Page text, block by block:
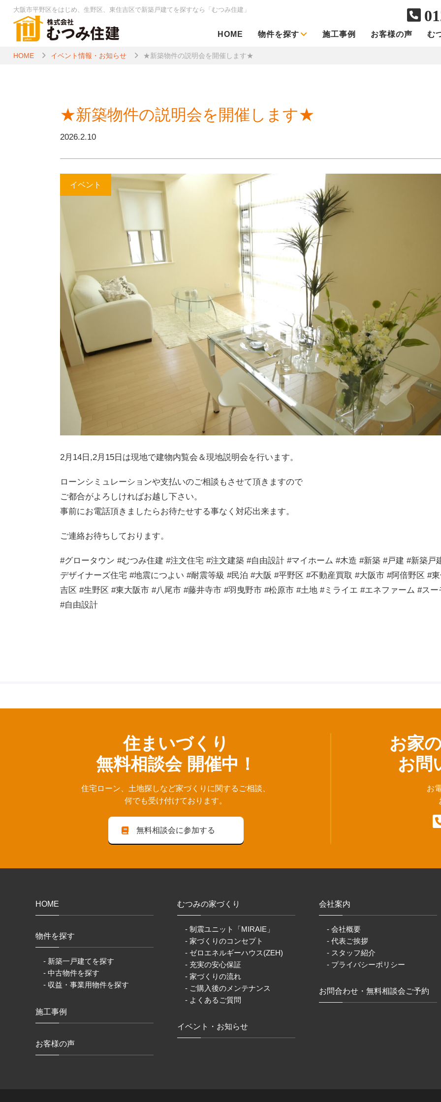
大阪市平野区をはじめ、生野区、東住吉区で新築戸建てを探すなら 「むつみ住建」
HOME 物件を探す 施工事例 お客様の声 む
HOME イベント情報・お知らせ ★新築物件の説明会を開催します★
★新築物件の説明会を開催します★
2026.2.10
イベント
2月14日,2月15日は現地で建物内覧会＆現地説明会を行います。
ローンシミュレーションや支払いのご相談もさせて頂きますので
ご都合がよろしければお越し下さい。
事前にお電話頂きましたらお待たせする事なく対応出来ます。
ご連絡お待ちしております。
#グロータウン #むつみ住建 #注文住宅 #注文建築 #自由設計 #マイホーム #木造 #新築 #戸建 #新築戸
デザイナーズ住宅 #地震につよい #耐震等級 #民泊 #大阪 #平野区 #不動産買取 #大阪市 #阿倍野区 #
吉区 #生野区 #東大阪市 #八尾市 #藤井寺市 #羽曳野市 #松原市 #土地 #ミライエ #エネファーム #スー
#自由設計
住まいづくり
無料相談会 開催中！
住宅ローン、⼟地探しなど家づくりに関するご相談、
何でも受け付けております。
無料相談会に参加する
お家
お問
お
HOME
物件を探す
- 新築一戸建てを探す
- 中古物件を探す
- 収益・事業用物件を探す
施工事例
お客様の声
むつみの家づくり
- 制震ユニット「MIRAIE」
- 家づくりのコンセプト
- ゼロエネルギーハウス(ZEH)
- 充実の安心保証
- 家づくりの流れ
- ご購入後のメンテナンス
- よくあるご質問
イベント・お知らせ
会社案内
- 会社概要
- 代表ご挨拶
- スタッフ紹介
- プライバシーポリシー
お問合わせ・無料相談会ご予約